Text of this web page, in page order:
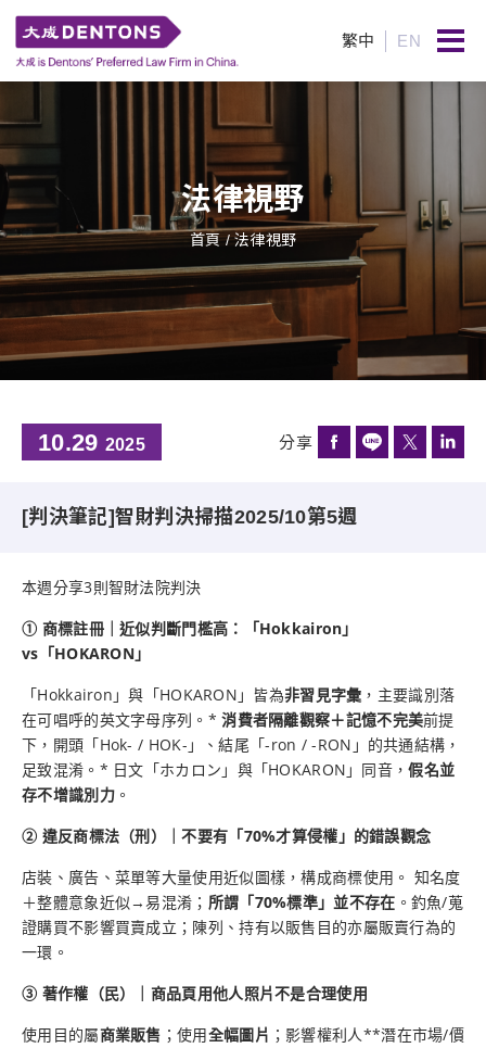
繁中 EN
法律視野
首頁/ 法律視野
10.29 2025 分享
[判決筆記]智財判決掃描2025/10第5週
本週分享3則智財法院判決
① 商標註冊｜近似判斷門檻高：「Hokkairon」
vs「HOKARON」
「Hokkairon」與「HOKARON」皆為非習見字彙 ，主要識別落
在可唱呼的英文字母序列。*消費者隔離觀察＋記憶不完美前提
下，開頭「Hok- / HOK-」、結尾「-ron / -RON」的共通結構，
足致混淆。* 日文「ホカロン」與「HOKARON」同音，假名並
存不增識別力。
② 違反商標法（刑）｜不要有「70%才算侵權」的錯誤觀念
店裝、廣告、菜單等大量使用近似圖樣，構成商標使用。 知名度
＋整體意象近似→易混淆； 所謂「70%標準」並不存在 。釣魚/蒐
證購買不影響買賣成立；陳列、持有以販售目的亦屬販賣行為的
一環。
③ 著作權（民）｜商品頁用他人照片不是合理使用
使用目的屬商業販售 ；使用全幅圖片 ；影響權利人**潛在市場/價